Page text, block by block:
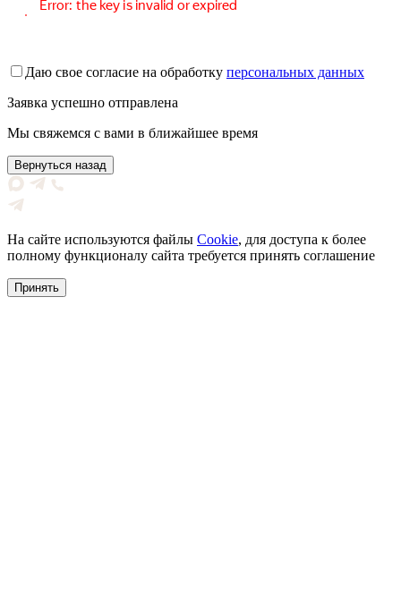
Даю свое согласие на обработку персональных данных
Заявка успешно отправлена
Мы свяжемся с вами в ближайшее время
Вернуться назад
На сайте используются файлы Cookie, для доступа к более
полному функционалу сайта требуется принять соглашение
Принять